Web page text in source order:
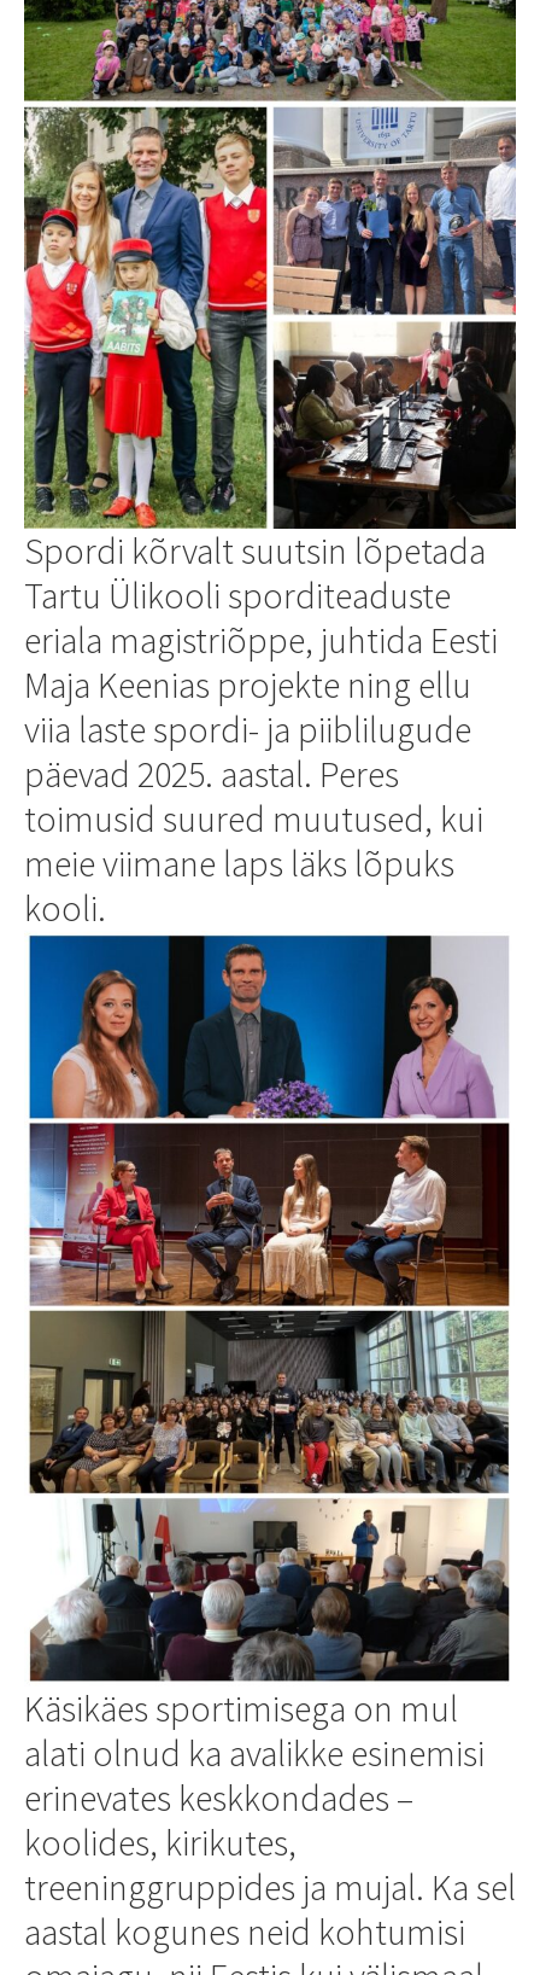
Spordi kõrvalt suutsin lõpetada
Tartu Ülikooli sporditeaduste
eriala magistriõppe, juhtida Eesti
Maja Keenias projekte ning ellu
viia laste spordi- ja piiblilugude
päevad 2025. aastal. Peres
toimusid suured muutused, kui
meie viimane laps läks lõpuks
kooli.
Käsikäes sportimisega on mul
alati olnud ka avalikke esinemisi
erinevates keskkondades –
koolides, kirikutes,
treeninggruppides ja mujal. Ka sel
aastal kogunes neid kohtumisi